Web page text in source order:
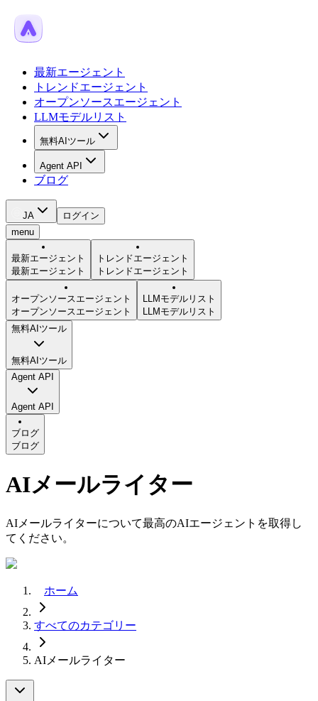
最新エージェント
トレンドエージェント
オープンソースエージェント
LLMモデルリスト
無料AIツール
Agent API
ブログ
JA
ログイン
menu
最新エージェント
最新エージェント
トレンドエージェント
トレンドエージェント
オープンソースエージェント
オープンソースエージェント
LLMモデルリスト
LLMモデルリスト
無料AIツール
無料AIツール
Agent API
Agent API
ブログ
ブログ
AIメールライター
AIメールライターについて最高のAIエージェントを取得し
てください。
ホーム
すべてのカテゴリー
AIメールライター